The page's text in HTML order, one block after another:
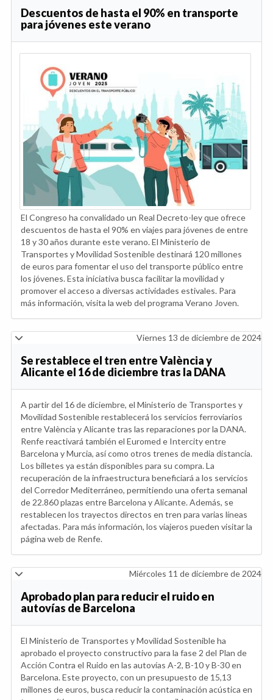
Descuentos de hasta el 90% en transporte
para jóvenes este verano
El Congreso ha convalidado un Real Decreto-ley que ofrece
descuentos de hasta el 90% en viajes para jóvenes de entre
18 y 30 años durante este verano. El Ministerio de
Transportes y Movilidad Sostenible destinará 120 millones
de euros para fomentar el uso del transporte público entre
los jóvenes. Esta iniciativa busca facilitar la movilidad y
promover el acceso a diversas actividades estivales. Para
más información, visita la web del programa Verano Joven.
Viernes 13 de diciembre de 2024
Se restablece el tren entre València y
Alicante el 16 de diciembre tras la DANA
A partir del 16 de diciembre, el Ministerio de Transportes y
Movilidad Sostenible restablecerá los servicios ferroviarios
entre València y Alicante tras las reparaciones por la DANA.
Renfe reactivará también el Euromed e Intercity entre
Barcelona y Murcia, así como otros trenes de media distancia.
Los billetes ya están disponibles para su compra. La
recuperación de la infraestructura beneficiará a los servicios
del Corredor Mediterráneo, permitiendo una oferta semanal
de 22.860 plazas entre Barcelona y Alicante. Además, se
restablecen los trayectos directos en tren para varias líneas
afectadas. Para más información, los viajeros pueden visitar la
página web de Renfe.
Miércoles 11 de diciembre de 2024
Aprobado plan para reducir el ruido en
autovías de Barcelona
El Ministerio de Transportes y Movilidad Sostenible ha
aprobado el proyecto constructivo para la fase 2 del Plan de
Acción Contra el Ruido en las autovías A-2, B-10 y B-30 en
Barcelona. Este proyecto, con un presupuesto de 15,13
millones de euros, busca reducir la contaminación acústica en